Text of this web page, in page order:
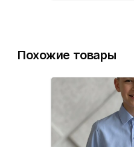
Похожие товары